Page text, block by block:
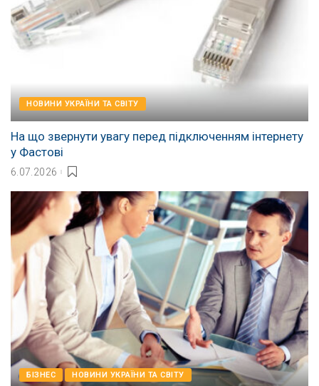
НОВИНИ УКРАЇНИ ТА СВІТУ
На що звернути увагу перед підключенням інтернету
у Фастові
6.07.2026
БІЗНЕС НОВИНИ УКРАЇНИ ТА СВІТУ